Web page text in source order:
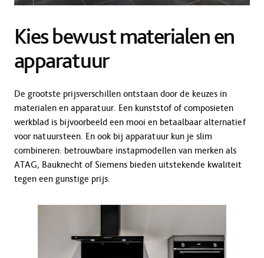
Kies bewust materialen en
apparatuur
De grootste prijsverschillen ontstaan door de keuzes in
materialen en apparatuur. Een kunststof of composieten
werkblad is bijvoorbeeld een mooi en betaalbaar alternatief
voor natuursteen. En ook bij apparatuur kun je slim
combineren: betrouwbare instapmodellen van merken als
ATAG, Bauknecht of Siemens bieden uitstekende kwaliteit
tegen een gunstige prijs.